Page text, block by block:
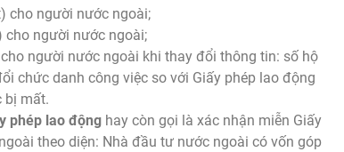
cho người nước ngoài;
cho người nước ngoài;
người nước ngoài khi thay đổi thông tin: số hộ
chức danh công việc so với Giấy phép lao động
bị mất.
phép lao động hay còn gọi là xác nhận miễn Giấy
theo diện: Nhà đầu tư nước ngoài có vốn góp